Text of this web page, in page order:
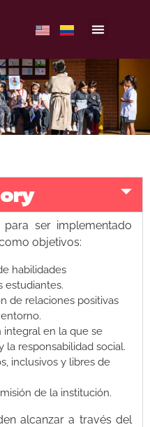
ser implementado
objetivos:
habilidades
estudiantes.
de relaciones positivas
integral en la que se
la responsabilidad social.
inclusivos y libres de
de la institución.
alcanzar a través del